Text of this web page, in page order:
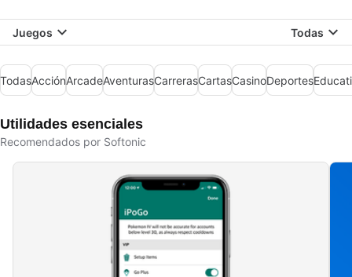
Juegos Todas
TodasAcciónArcadeAventurasCarrerasCartasCasinoDeportes
Utilidades esenciales
Recomendados por Softonic